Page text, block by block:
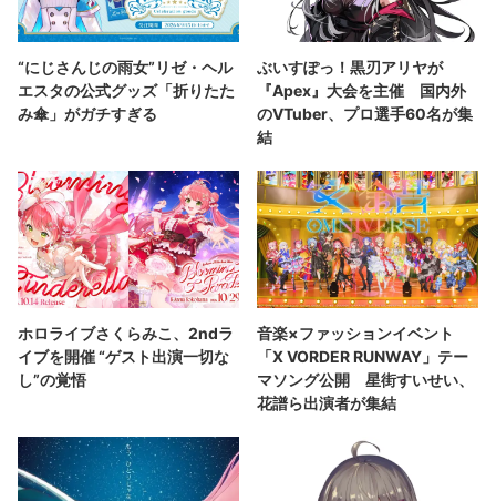
“にじさんじの雨女”リゼ・ヘル
エスタの公式グッズ「折りたた
み傘」がガチすぎる
ぶいすぽっ！黒刃アリヤが
『Apex』大会を主催 国内外
のVTuber、プロ選手60名が集
結
ホロライブさくらみこ、2ndラ
イブを開催 “ゲスト出演一切な
し”の覚悟
音楽×ファッションイベント
「X VORDER RUNWAY」テー
マソング公開 星街すいせい、
花譜ら出演者が集結